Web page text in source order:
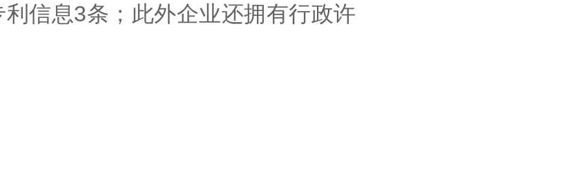
信息3条；此外企业还拥有行政许